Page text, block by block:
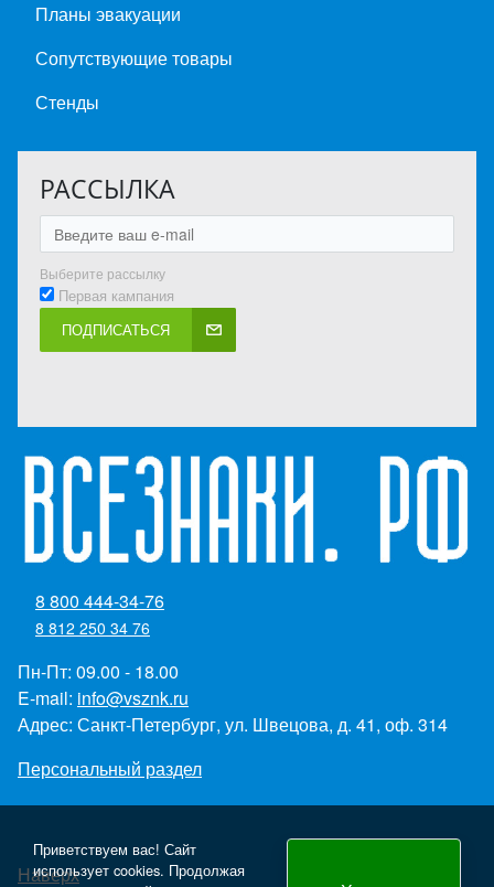
Планы эвакуации
Сопутствующие товары
Стенды
РАССЫЛКА
Выберите рассылку
Первая кампания
ПОДПИСАТЬСЯ
8 800 444-34-76
8 812 250 34 76
Пн-Пт: 09.00 - 18.00
E-mail: info@vsznk.ru
Адрес: Санкт-Петербург, ул. Швецова, д. 41, оф. 314
Персональный раздел
Наверх
Приветствуем вас! Сайт
использует cookies. Продолжая